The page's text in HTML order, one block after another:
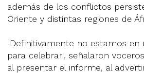
además de los conflictos
Oriente y distintas regiones de
"Definitivamente no estamos en
para celebrar", señalaron
al presentar el informe, al